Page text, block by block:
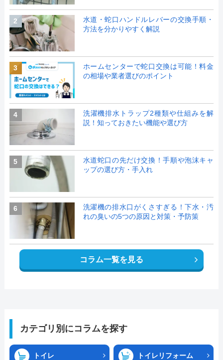
2
水道・蛇口ハンドルレバーの交換手順・
方法を分かりやすく解説
3
ホームセンターで蛇口交換は可能！料金
の相場や業者選びのポイント
4
洗濯機排水トラップ2種類や仕組みを解
説！知っておきたい機能や選び方
5
水道蛇口の先だけ交換！手順や泡沫キャ
ップの選び方・手入れ
6
洗濯機の排水口がくさすぎる！下水・汚
れの臭いの5つの原因と対策・予防策
コラム一覧を見る
カテゴリ別にコラムを探す
トイレ トイレリフォーム